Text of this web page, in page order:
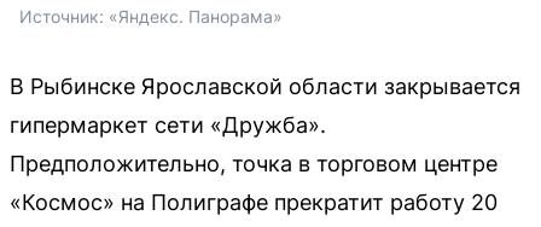
Источник: «Яндекс. Панорама»
В Рыбинске Ярославской области закрывается
гипермаркет сети «Дружба».
Предположительно, точка в торговом центре
«Космос» на Полиграфе прекратит работу 20